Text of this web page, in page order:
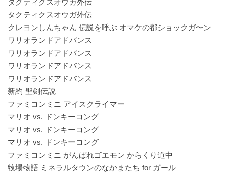
タクティクスオウガ外伝
タクティクスオウガ外伝
クレヨンしんちゃん 伝説を呼ぶ オマケの都ショックガ〜ン
ワリオランドアドバンス
ワリオランドアドバンス
ワリオランドアドバンス
ワリオランドアドバンス
新約 聖剣伝説
ファミコンミニ アイスクライマー
マリオ vs. ドンキーコング
マリオ vs. ドンキーコング
マリオ vs. ドンキーコング
ファミコンミニ がんばれゴエモン からくり道中
牧場物語 ミネラルタウンのなかまたち for ガール